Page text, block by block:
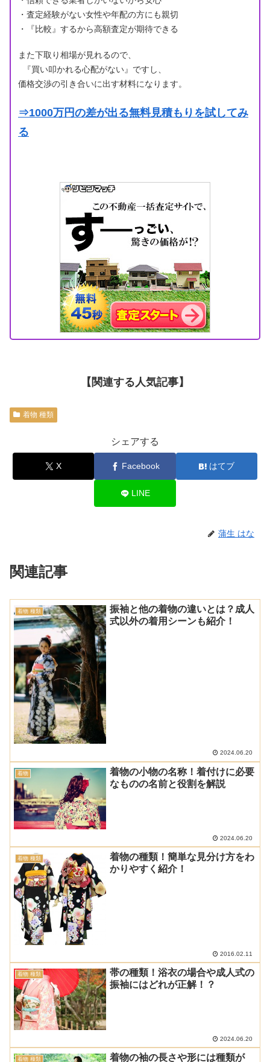
・査定経験がない女性や年配の方にも親切
・『比較』するから高額査定が期待できる
また下取り相場が見れるので、
『買い叩かれる心配がない』ですし、
価格交渉の引き合いに出す材料になります。
⇒1000万円の差が出る無料見積もりを試してみ
る
【関連する人気記事】
着物 種類
シェアする
X Facebook はてブ
LINE
蒲生 はな
関連記事
着物 種類
振袖と他の着物の違いとは？成人
式以外の着用シーンも紹介！
2024.06.20
着物
着物の小物の名称！着付けに必要
なものの名前と役割を解説
2024.06.20
着物 種類
着物の種類！簡単な見分け方をわ
かりやすく紹介！
2016.02.11
着物 種類
帯の種類！浴衣の場合や成人式の
振袖にはどれが正解！？
2024.06.20
着物 種類
着物の袖の長さや形には種類が